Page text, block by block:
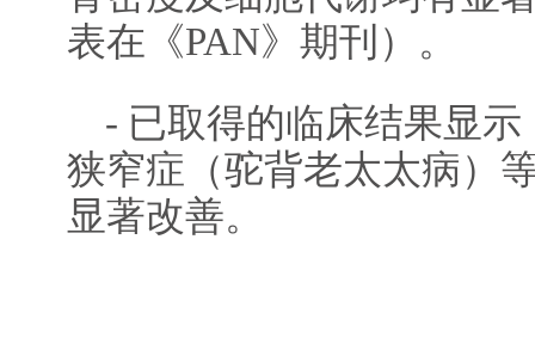
表在《PAN》期刊）。
- 已取得的临床结果显
狭窄症（驼背老太太病）
显著改善。